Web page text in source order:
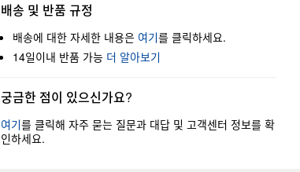
배송 및 반품 규정
배송에 대한 자세한 내용은 여기를 클릭하세요.
14일이내 반품 가능 더 알아보기
궁금한 점이 있으신가요?
여기를 클릭해 자주 묻는 질문과 대답 및 고객센터 정보를 확
인하세요.